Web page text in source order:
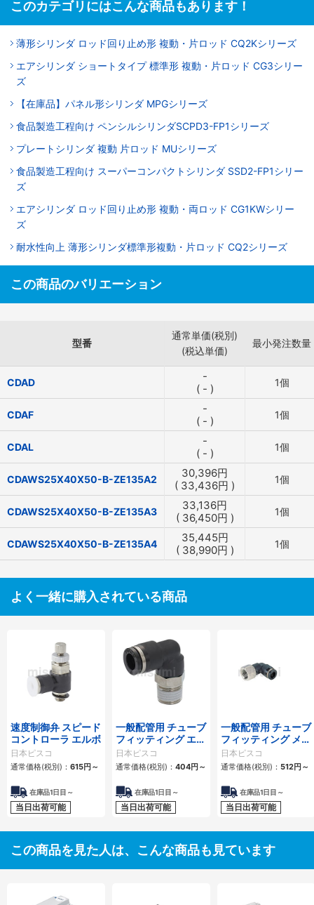
このカテゴリにはこんな商品もあります！
薄形シリンダ ロッド回り止め形 複動・片ロッド CQ2Kシリーズ
エアシリンダ ショートタイプ 標準形 複動・片ロッド CG3シリー
ズ
【在庫品】パネル形シリンダ MPGシリーズ
食品製造工程向け ペンシルシリンダSCPD3-FP1シリーズ
プレートシリンダ 複動 片ロッド MUシリーズ
食品製造工程向け スーパーコンパクトシリンダ SSD2-FP1シリー
ズ
エアシリンダ ロッド回り止め形 複動・両ロッド CG1KWシリー
ズ
耐水性向上 薄形シリンダ標準形複動・片ロッド CQ2シリーズ
この商品のバリエーション
型番
通常単価(税別)
(税込単価)
最小発注数量
CDAD
-
( - ) 1個
CDAF
-
( - ) 1個
CDAL
-
( - ) 1個
CDAWS25X40X50-B-ZE135A2 30,396円
( 33,436円 ) 1個
CDAWS25X40X50-B-ZE135A3 33,136円
( 36,450円 ) 1個
CDAWS25X40X50-B-ZE135A4 35,445円
( 38,990円 ) 1個
よく一緒に購入されている商品
速度制御弁 スピード
コントローラ エルボ
日本ピスコ
通常価格(税別)： 615円 ～
在庫品1日目～
当日出荷可能
一般配管用 チューブ
フィッティング エル
ボ
日本ピスコ
通常価格(税別)： 404円 ～
在庫品1日目～
当日出荷可能
一般配管用 チューブ
フィッティング メス
エルボ
日本ピスコ
通常価格(税別)： 512円 ～
在庫品1日目～
当日出荷可能
この商品を見た人は、こんな商品も見ています